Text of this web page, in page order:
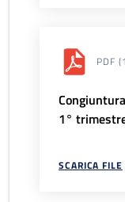
PDF
1°
SCARICA FILE